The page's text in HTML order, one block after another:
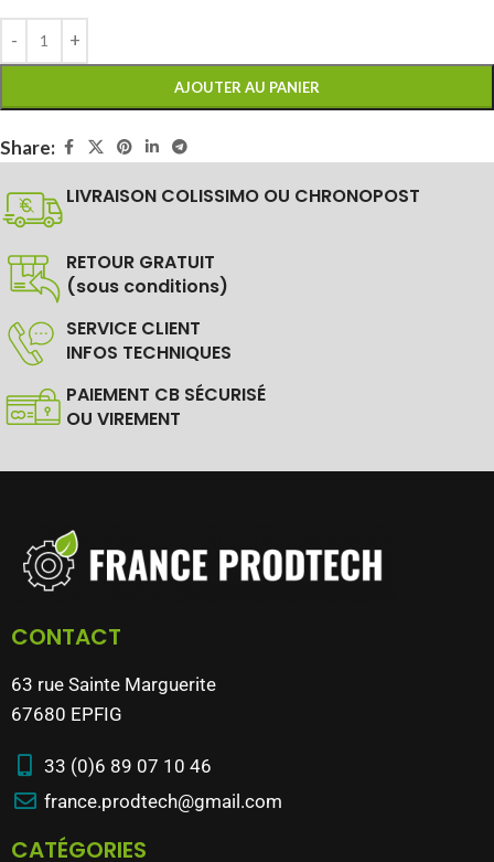
AJOUTER AU PANIER
Share:
LIVRAISON COLISSIMO OU CHRONOPOST
RETOUR GRATUIT
(sous conditions)
SERVICE CLIENT
INFOS TECHNIQUES
PAIEMENT CB SÉCURISÉ
OU VIREMENT
CONTACT
63 rue Sainte Marguerite
67680 EPFIG
33 (0)6 89 07 10 46
france.prodtech@gmail.com
CATÉGORIES